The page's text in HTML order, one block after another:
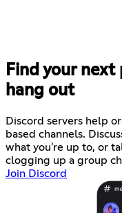
Find your
hang out
Discord servers help
based channels.
what you're up to, or
clogging up a group
Join Discord